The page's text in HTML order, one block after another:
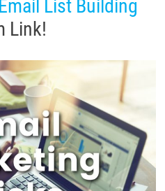
Email List Building
Link!